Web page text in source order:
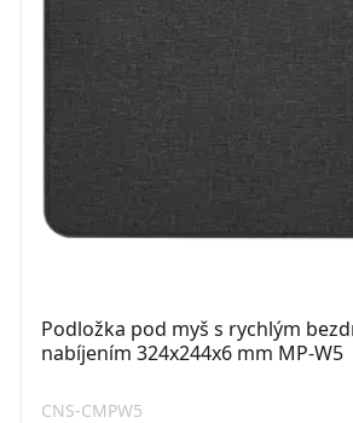
Podložka pod myš s rychlým
nabíjením 324x244x6 mm MP-W5
CNS-CMPW5